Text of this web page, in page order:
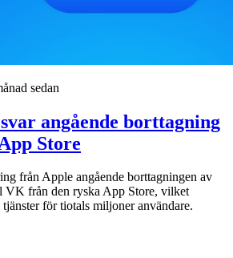
sedan
angående borttagning
Store
från Apple angående borttagningen av
VK från den ryska App Store, vilket
för tiotals miljoner användare.